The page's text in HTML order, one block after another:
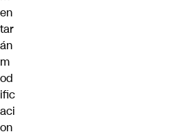
en
tar
án
m
od
ific
aci
on